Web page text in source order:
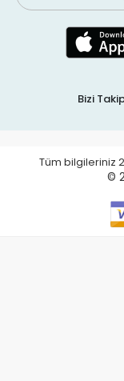
Bizi
Tüm bilgileriniz
©